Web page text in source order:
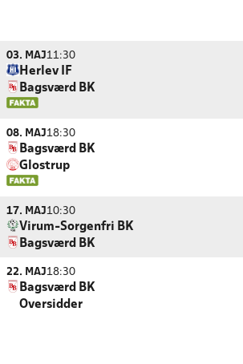
03. MAJ11:30
Herlev IF
Bagsværd BK
08. MAJ18:30
Bagsværd BK
Glostrup
17. MAJ10:30
Virum-Sorgenfri BK
Bagsværd BK
22. MAJ18:30
Bagsværd BK
Oversidder